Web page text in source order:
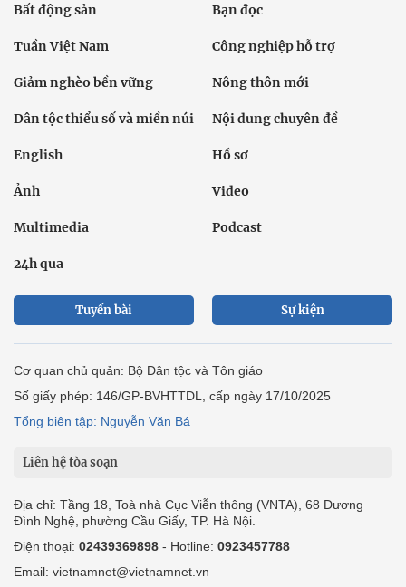
Bất động sản Bạn đọc
Tuần Việt Nam Công nghiệp hỗ trợ
Giảm nghèo bền vững Nông thôn mới
Dân tộc thiểu số và miền núi Nội dung chuyên đề
English Hồ sơ
Ảnh Video
Multimedia Podcast
24h qua
Tuyến bài Sự kiện
Cơ quan chủ quản: Bộ Dân tộc và Tôn giáo
Số giấy phép: 146/GP-BVHTTDL, cấp ngày 17/10/2025
Tổng biên tập: Nguyễn Văn Bá
Liên hệ tòa soạn
Địa chỉ: Tầng 18, Toà nhà Cục Viễn thông (VNTA), 68 Dương
Đình Nghệ, phường Cầu Giấy, TP. Hà Nội.
Điện thoại: 02439369898 - Hotline: 0923457788
Email: vietnamnet@vietnamnet.vn